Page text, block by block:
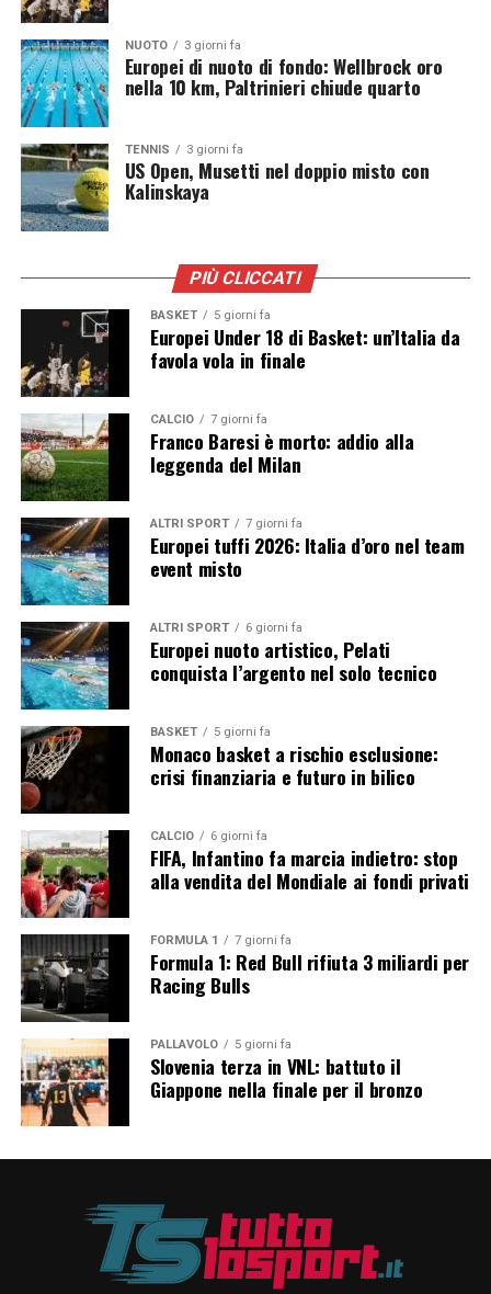
internazionali. Con una squadra record di 132 convocati
l’Italia si presenta ai nastri di partenza con ambizioni
elevate e la volontà di confermarsi tra le nazioni di
riferimento dell’atletica europea.
NUOTO 3 giorni fa
Europei di nuoto di fondo: Wellbrock oro
nella 10 km, Paltrinieri chiude quarto
TENNIS 3 giorni fa
US Open, Musetti nel doppio misto con
Kalinskaya
PIÙ CLICCATI
BASKET 5 giorni fa
Europei Under 18 di Basket: un’Italia da
favola vola in finale
CALCIO 7 giorni fa
Franco Baresi è morto: addio alla
leggenda del Milan
ALTRI SPORT 7 giorni fa
Europei tuffi 2026: Italia d’oro nel team
event misto
ALTRI SPORT 6 giorni fa
Europei nuoto artistico, Pelati
conquista l’argento nel solo tecnico
BASKET 5 giorni fa
Monaco basket a rischio esclusione:
crisi finanziaria e futuro in bilico
CALCIO 6 giorni fa
FIFA, Infantino fa marcia indietro: stop
alla vendita del Mondiale ai fondi privati
FORMULA 1 7 giorni fa
Formula 1: Red Bull rifiuta 3 miliardi per
Racing Bulls
PALLAVOLO 5 giorni fa
Slovenia terza in VNL: battuto il
Giappone nella finale per il bronzo